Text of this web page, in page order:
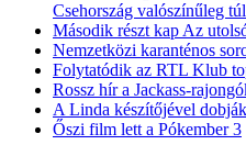
Csehország valószínűleg
Második részt kap Az
Nemzetközi karanténos
Folytatódik az RTL Klub
Rossz hír a Jackass-
A Linda készítőjével
Őszi film lett a Pókember 3